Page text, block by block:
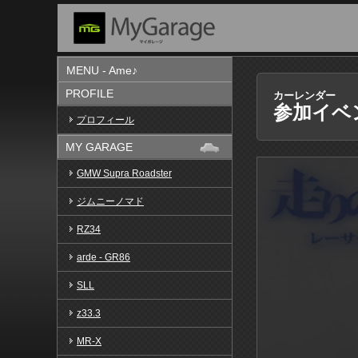
MENU - Ame♪
PROFILE
プロフィール
MY GARAGE
GMW Supra Roadster
ジムニーノマド
RZ34
arde - GR86
SLL
z33.3
MR-X
カーレンダー
参加イベ